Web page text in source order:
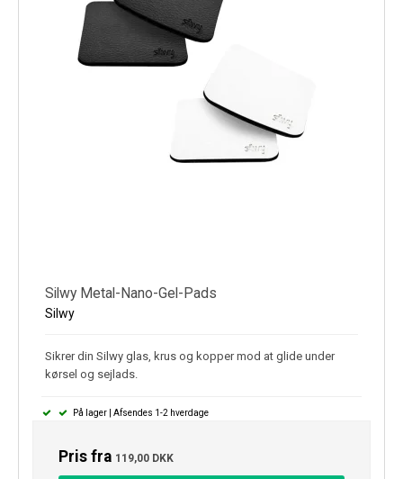
Silwy Metal-Nano-Gel-Pads
Silwy
Sikrer din Silwy glas, krus og kopper mod at glide under
kørsel og sejlads.
På lager | Afsendes 1-2 hverdage
Pris fra 119,00 DKK